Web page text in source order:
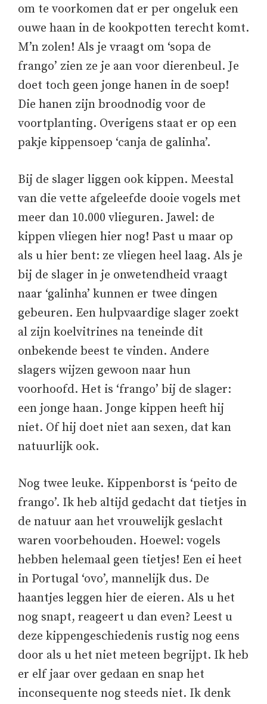
om te voorkomen dat er per ongeluk een
ouwe haan in de kookpotten terecht komt.
M’n zolen! Als je vraagt om ‘sopa de
frango’ zien ze je aan voor dierenbeul. Je
doet toch geen jonge hanen in de soep!
Die hanen zijn broodnodig voor de
voortplanting. Overigens staat er op een
pakje kippensoep ‘canja de galinha’.
Bij de slager liggen ook kippen. Meestal
van die vette afgeleefde dooie vogels met
meer dan 10.000 vlieguren. Jawel: de
kippen vliegen hier nog! Past u maar op
als u hier bent: ze vliegen heel laag. Als je
bij de slager in je onwetendheid vraagt
naar ‘galinha’ kunnen er twee dingen
gebeuren. Een hulpvaardige slager zoekt
al zijn koelvitrines na teneinde dit
onbekende beest te vinden. Andere
slagers wijzen gewoon naar hun
voorhoofd. Het is ‘frango’ bij de slager:
een jonge haan. Jonge kippen heeft hij
niet. Of hij doet niet aan sexen, dat kan
natuurlijk ook.
Nog twee leuke. Kippenborst is ‘peito de
frango’. Ik heb altijd gedacht dat tietjes in
de natuur aan het vrouwelijk geslacht
waren voorbehouden. Hoewel: vogels
hebben helemaal geen tietjes! Een ei heet
in Portugal ‘ovo’, mannelijk dus. De
haantjes leggen hier de eieren. Als u het
nog snapt, reageert u dan even? Leest u
deze kippengeschiedenis rustig nog eens
door als u het niet meteen begrijpt. Ik heb
er elf jaar over gedaan en snap het
inconsequente nog steeds niet. Ik denk